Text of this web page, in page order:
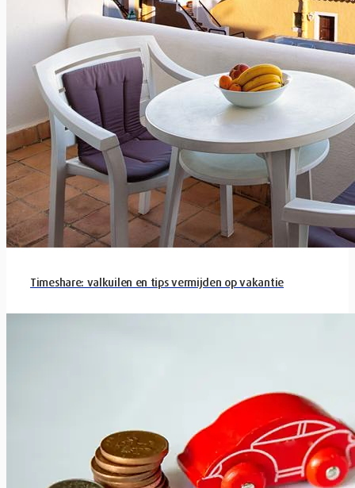
Timeshare: valkuilen en tips vermijden op vakantie